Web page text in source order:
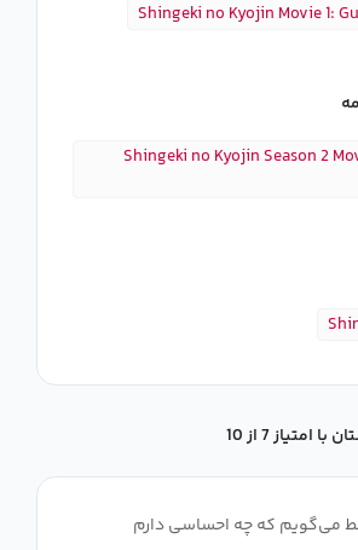
Shingeki no Kyojin Movie 1:
Shingeki no Kyojin Season 2
امتیاز 7 از 10
می‌گویم که چه احساسی دارم